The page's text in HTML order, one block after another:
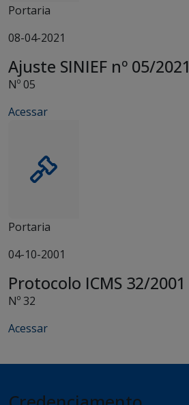
Portaria
08-04-2021
Ajuste SINIEF nº 05/2021
Nº 05
Acessar
Portaria
04-10-2001
Protocolo ICMS 32/2001
Nº 32
Acessar